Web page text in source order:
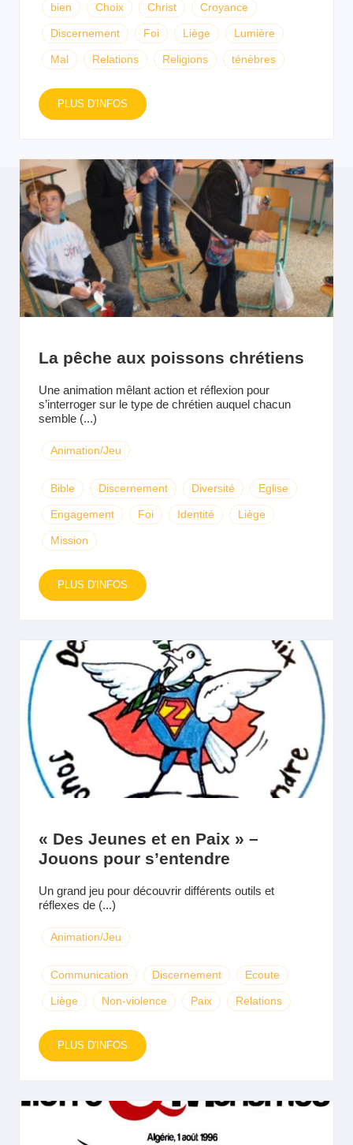
bien Choix Christ Croyance
Discernement Foi Liège Lumière
Mal Relations Religions ténèbres
PLUS D'INFOS
La pêche aux poissons chrétiens
Une animation mêlant action et réflexion pour
s’interroger sur le type de chrétien auquel chacun
semble (...)
Animation/Jeu
Bible Discernement Diversité Eglise
Engagement Foi Identité Liège
Mission
PLUS D'INFOS
« Des Jeunes et en Paix » –
Jouons pour s’entendre
Un grand jeu pour découvrir différents outils et
réflexes de (...)
Animation/Jeu
Communication Discernement Ecoute
Liège Non-violence Paix Relations
PLUS D'INFOS